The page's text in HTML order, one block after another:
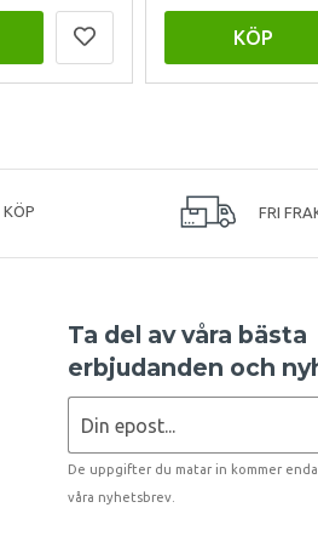
KÖP
FRI
Ta del av våra bästa
erbjudanden och
De uppgifter du matar in kommer
våra nyhetsbrev.